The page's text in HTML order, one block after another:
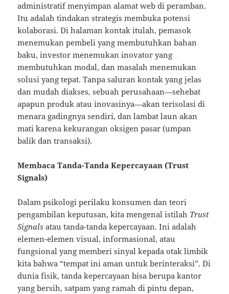
administratif menyimpan alamat web di peramban.
Itu adalah tindakan strategis membuka potensi
kolaborasi. Di halaman kontak itulah, pemasok
menemukan pembeli yang membutuhkan bahan
baku, investor menemukan inovator yang
membutuhkan modal, dan masalah menemukan
solusi yang tepat. Tanpa saluran kontak yang jelas
dan mudah diakses, sebuah perusahaan—sehebat
apapun produk atau inovasinya—akan terisolasi di
menara gadingnya sendiri, dan lambat laun akan
mati karena kekurangan oksigen pasar (umpan
balik dan transaksi).
Membaca Tanda-Tanda Kepercayaan (Trust
Signals)
Dalam psikologi perilaku konsumen dan teori
pengambilan keputusan, kita mengenal istilah Trust
Signals atau tanda-tanda kepercayaan. Ini adalah
elemen-elemen visual, informasional, atau
fungsional yang memberi sinyal kepada otak limbik
kita bahwa “tempat ini aman untuk berinteraksi”. Di
dunia fisik, tanda kepercayaan bisa berupa kantor
yang bersih, satpam yang ramah di pintu depan,